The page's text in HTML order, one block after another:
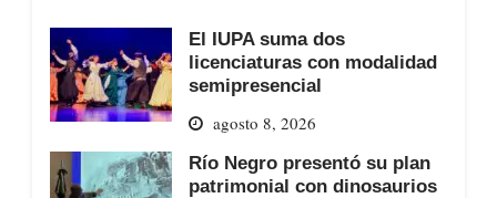
El IUPA suma dos
licenciaturas con modalidad
semipresencial
agosto 8, 2026
Río Negro presentó su plan
patrimonial con dinosaurios